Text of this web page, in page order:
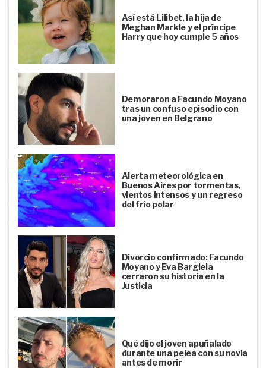
Así está Lilibet, la hija de
Meghan Markle y el príncipe
Harry que hoy cumple 5 años
Demoraron a Facundo Moyano
tras un confuso episodio con
una joven en Belgrano
Alerta meteorológica en
Buenos Aires por tormentas,
vientos intensos y un regreso
del frío polar
Divorcio confirmado: Facundo
Moyano y Eva Bargiela
cerraron su historia en la
Justicia
Qué dijo el joven apuñalado
durante una pelea con su novia
antes de morir